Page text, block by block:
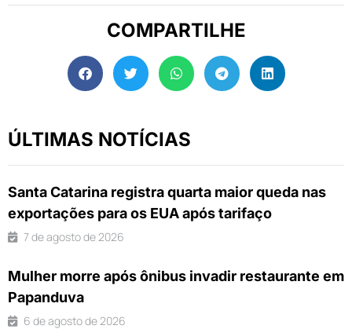
COMPARTILHE
ÚLTIMAS NOTÍCIAS
Santa Catarina registra quarta maior queda nas
exportações para os EUA após tarifaço
7 de agosto de 2026
Mulher morre após ônibus invadir restaurante em
Papanduva
6 de agosto de 2026